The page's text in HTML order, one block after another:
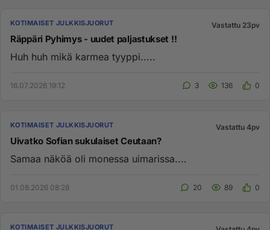
KOTIMAISET JULKKISJUORUT Vastattu 23pv
Räppäri Pyhimys - uudet paljastukset !!
Huh huh mikä karmea tyyppi.....
16.07.2026 19:12 3 136 0
KOTIMAISET JULKKISJUORUT Vastattu 4pv
Uivatko Sofian sukulaiset Ceutaan?
Samaa näköä oli monessa uimarissa....
01.08.2026 08:28 20 89 0
KOTIMAISET JULKKISJUORUT